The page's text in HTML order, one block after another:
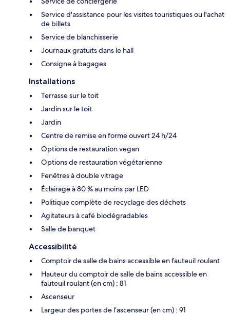
Service d'assistance pour les visites touristiques ou l'achat
de billets
Service de blanchisserie
Journaux gratuits dans le hall
Consigne à bagages
Installations
Terrasse sur le toit
Jardin sur le toit
Jardin
Centre de remise en forme ouvert 24 h/24
Options de restauration vegan
Options de restauration végétarienne
Fenêtres à double vitrage
Éclairage à 80 % au moins par LED
Politique complète de recyclage des déchets
Agitateurs à café biodégradables
Salle de banquet
Accessibilité
Comptoir de salle de bains accessible en fauteuil roulant
Hauteur du comptoir de salle de bains accessible en
fauteuil roulant (en cm) : 81
Ascenseur
Largeur des portes de l’ascenseur (en cm) : 91